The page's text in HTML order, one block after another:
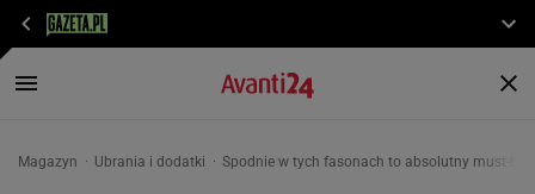
Magazyn Ubrania i dodatki Spodnie w tych fasonach to absolutny must-